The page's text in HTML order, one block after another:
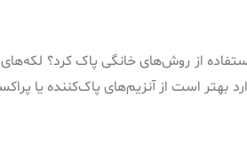
استفاده از روش‌های خانگی پاک کرد؟
بهتر است از آنزیم‌های پاک‌کننده یا